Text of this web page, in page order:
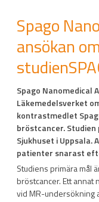
Spago
ansökan
Spago Nanomedical
Läkemedelsverket
kontrastmedlet
bröstcancer.
Sjukhuset i
patienter snarast
Studiens primära mål
bröstcancer. Ett annat
vid MR-undersökning